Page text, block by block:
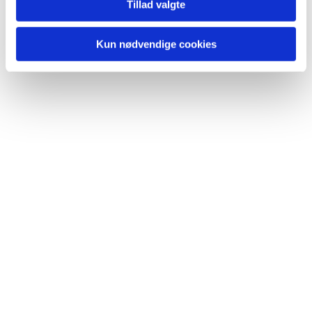
Tillad valgte
Kun nødvendige cookies